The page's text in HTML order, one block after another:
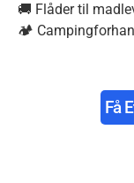
🚚 Flåder til
🏕️
Få